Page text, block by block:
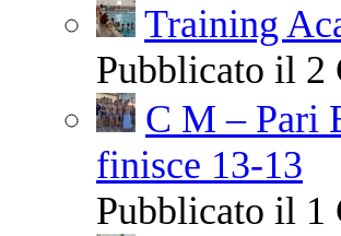
Training
Pubblicato il 2
C M – Pari
finisce 13-13
Pubblicato il 1